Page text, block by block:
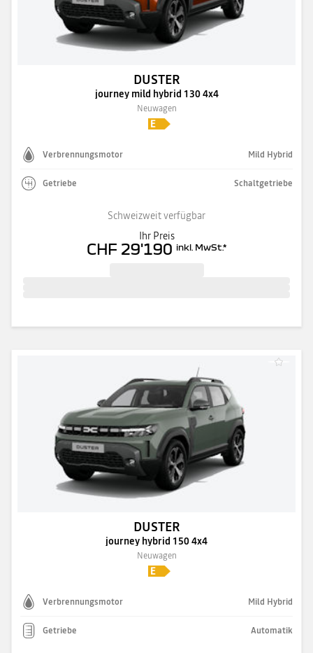
DUSTER
journey mild hybrid 130 4x4
Neuwagen
Verbrennungsmotor Mild Hybrid
Getriebe Schaltgetriebe
Schweizweit verfügbar
Ihr Preis
CHF 29'190 inkl. MwSt.*
DUSTER
journey hybrid 150 4x4
Neuwagen
Verbrennungsmotor Mild Hybrid
Getriebe Automatik